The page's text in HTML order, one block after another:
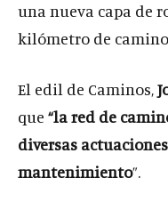
una nueva capa de
kilómetro de camino
El edil de Caminos,
que “la red de
diversas
mantenimiento”.